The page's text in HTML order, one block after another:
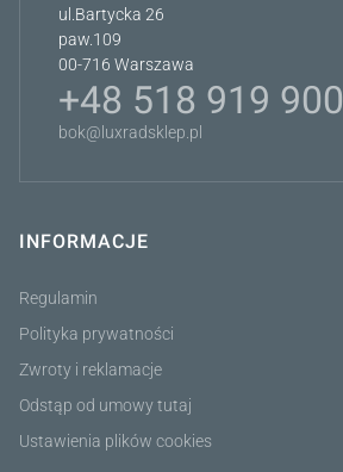
ul.Bartycka 26
paw.109
00-716 Warszawa
+48 518 919 900
bok@luxradsklep.pl
Linki w stopce
INFORMACJE
Regulamin
Polityka prywatności
Zwroty i reklamacje
Odstąp od umowy tutaj
Ustawienia plików cookies